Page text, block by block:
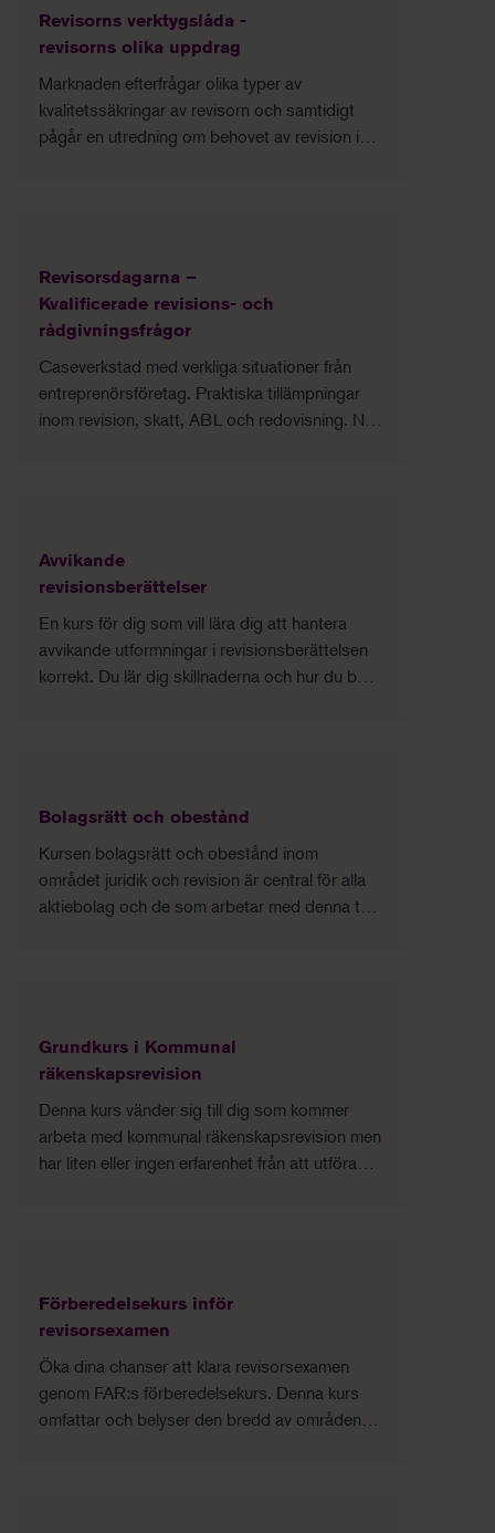
Revisorns verktygslåda -
revisorns olika uppdrag
Marknaden efterfrågar olika typer av
kvalitetssäkringar av revisorn och samtidigt
pågår en utredning om behovet av revision i
Revisorsdagarna –
Kvalificerade revisions- och
rådgivningsfrågor
Caseverkstad med verkliga situationer från
entreprenörsföretag. Praktiska tillämpningar
inom revision, skatt, ABL och redovisning. Nya
Avvikande
revisionsberättelser
En kurs för dig som vill lära dig att hantera
avvikande utformningar i revisionsberättelsen
korrekt. Du lär dig skillnaderna och hur du bäst
Bolagsrätt och obestånd
Kursen bolagsrätt och obestånd inom
området juridik och revision är central för alla
aktiebolag och de som arbetar med denna typ
Grundkurs i Kommunal
räkenskapsrevision
Denna kurs vänder sig till dig som kommer
arbeta med kommunal räkenskapsrevision men
har liten eller ingen erfarenhet från att utföra
Förberedelsekurs inför
revisorsexamen
Öka dina chanser att klara revisorsexamen
genom FAR:s förberedelsekurs. Denna kurs
omfattar och belyser den bredd av områden